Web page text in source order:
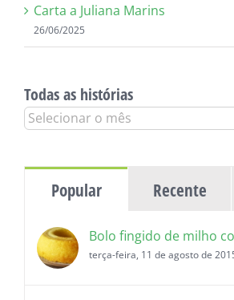
Carta a Juliana Marins
26/06/2025
Todas as histórias
Todas
Popular Recente
Bolo fingido de milho
terça-feira, 11 de agosto de